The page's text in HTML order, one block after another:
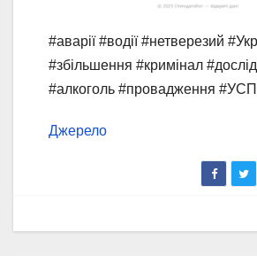
#аварії #водії #нетверезий
#збільшення #кримінал
#алкоголь #провадження
Джерело